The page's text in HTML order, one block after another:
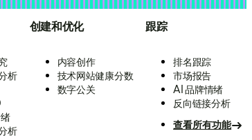
析
析
创建和优化
内容创作
技术网站健康分数
数字公关
跟踪
排名跟踪
市场报告
AI 品牌情绪
反向链接分析
查看所有功能